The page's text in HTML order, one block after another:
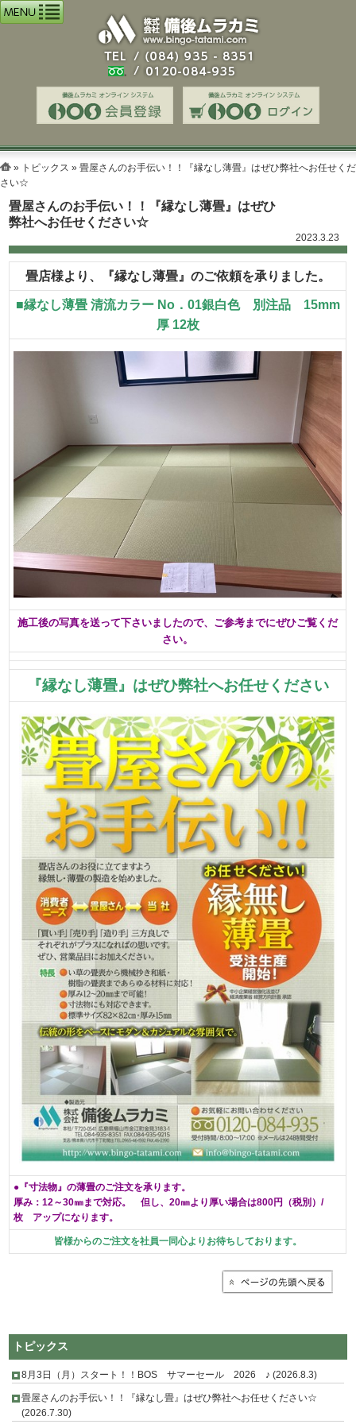
» トピックス » 畳屋さんのお手伝い！！『縁なし薄畳』はぜひ弊社へお任せくだ
さい☆
畳屋さんのお手伝い！！『縁なし薄畳』はぜひ
弊社へお任せください☆
2023.3.23
畳店様より、『縁なし薄畳』のご依頼を承りました。
■縁なし薄畳 清流カラー No．01銀白色 別注品 15mm
厚 12枚
施工後の写真を送って下さいましたので、ご参考までにぜひご覧くだ
さい。
『縁なし薄畳』はぜひ弊社へお任せください
●『寸法物』の薄畳のご注文を承ります。
厚み：12～30㎜まで対応。
但し、20㎜より厚い場合は800円（税別）/
枚 アップになります。
皆様からのご注文を社員一同心よりお待ちしております。
トピックス
8月3日（月）スタート！！BOS サマーセール 2026 ♪ (2026.8.3)
畳屋さんのお手伝い！！『縁なし畳』はぜひ弊社へお任せください☆
(2026.7.30)